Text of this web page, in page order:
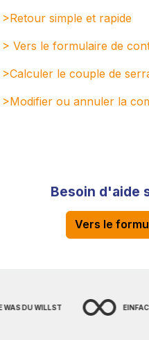
>Retour simple et rapide
> Vers le formulaire de
>Calculer le couple de
>Modifier ou annuler la
Besoin d'aide
Vers le
WAS DU WILLST